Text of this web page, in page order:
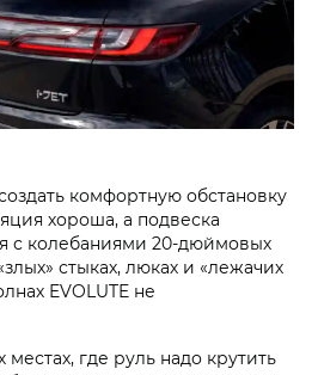
комфортную обстановку
хороша, а подвеска
с колебаниями 20-дюймовых
стыках, люках и «лежачих
EVOLUTE не
местах, где руль надо крутить